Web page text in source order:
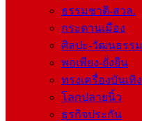
ธรรมชาติ-สวล.
กระดานเมือง
ศิลปะ-วัฒนธรรม
พอเพียง-ยั่งยืน
ทรงเครื่องบันเทิง
โลกปลายนิ้ว
ธุรกิจประกัน